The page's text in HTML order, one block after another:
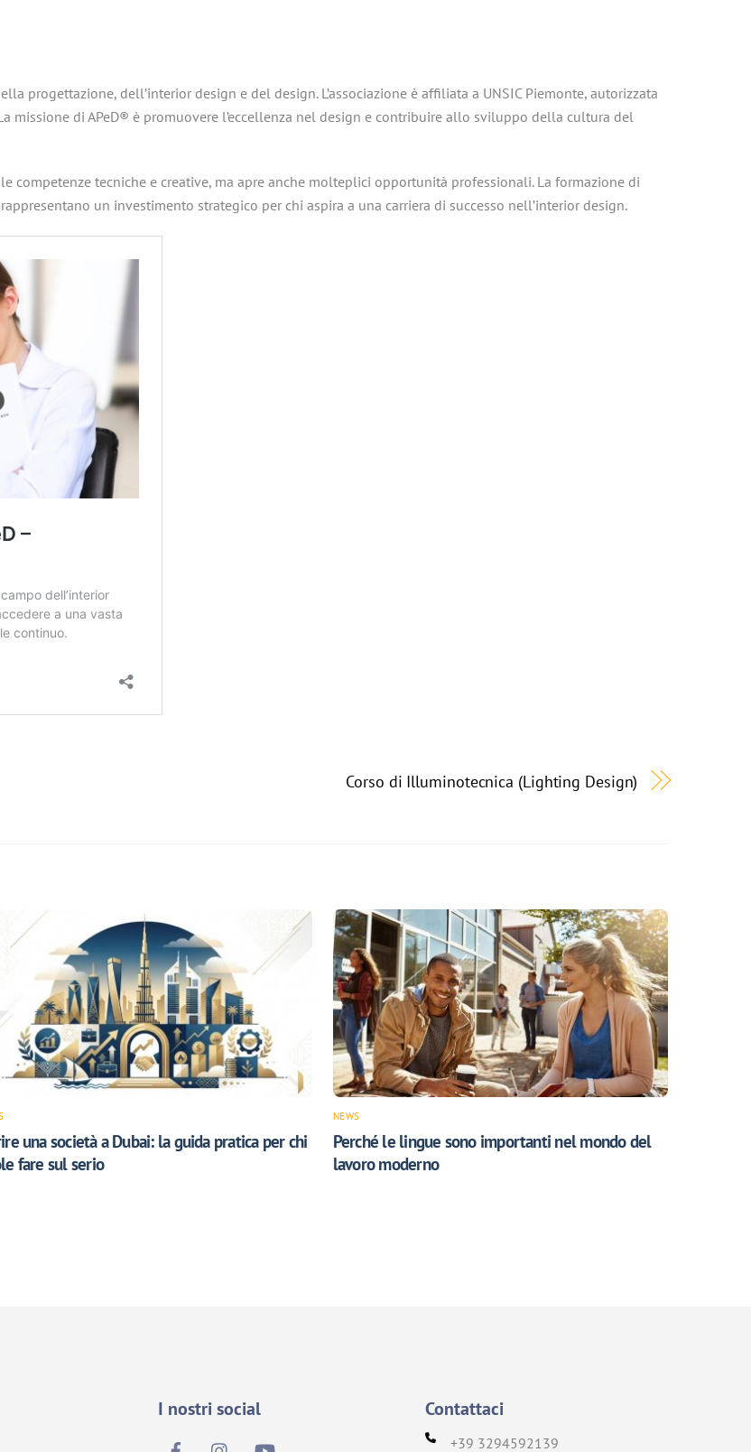
progettazione, dell’interior design e del design. L’associazione è affiliata a UNSIC Piemonte, autorizzata
missione di APeD® è promuovere l’eccellenza nel design e contribuire allo sviluppo della cultura del
competenze tecniche e creative, ma apre anche molteplici opportunità professionali. La formazione di
un investimento strategico per chi aspira a una carriera di successo nell’interior design.
Corso di Illuminotecnica (Lighting Design)
una società a Dubai: la guida pratica per chi
fare sul serio
NEWS
Perché le lingue sono importanti nel mondo del
lavoro moderno
I nostri social Contattaci
+39 3294592139